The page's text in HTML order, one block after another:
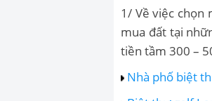
1/ Về việc chọn
mua đất tại
tiền tầm 300 –
Nhà phố biệt